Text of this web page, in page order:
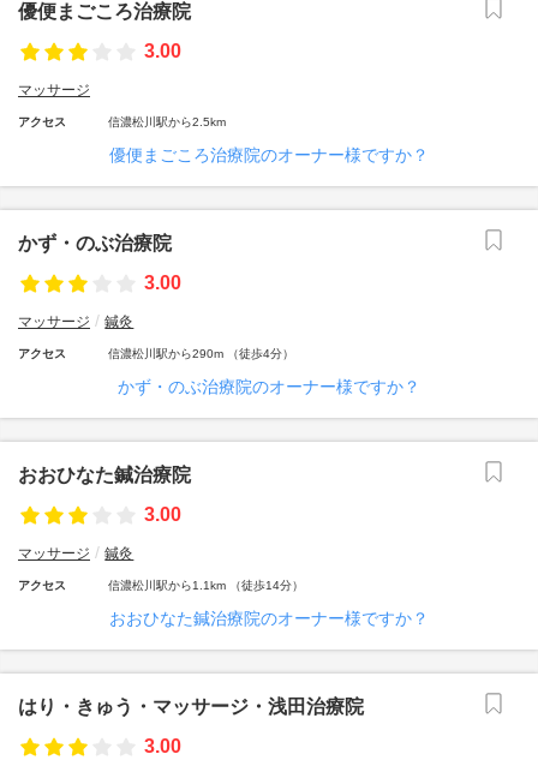
優便まごころ治療院
3.00
マッサージ
アクセス 信濃松川駅から2.5km
優便まごころ治療院のオーナー様ですか？
かず・のぶ治療院
3.00
マッサージ 鍼灸
アクセス 信濃松川駅から290m （徒歩4分）
かず・のぶ治療院のオーナー様ですか？
おおひなた鍼治療院
3.00
マッサージ 鍼灸
アクセス 信濃松川駅から1.1km （徒歩14分）
おおひなた鍼治療院のオーナー様ですか？
はり・きゅう・マッサージ・浅田治療院
3.00